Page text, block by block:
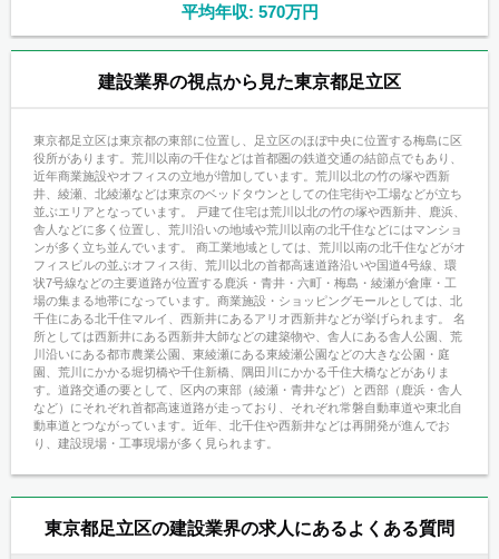
平均年収: 570万円
建設業界の視点から見た東京都足立区
東京都足立区は東京都の東部に位置し、足立区のほぼ中央に位置する梅島に区
役所があります。荒川以南の千住などは首都圏の鉄道交通の結節点でもあり、
近年商業施設やオフィスの立地が増加しています。荒川以北の竹の塚や西新
井、綾瀬、北綾瀬などは東京のベッドタウンとしての住宅街や工場などが立ち
並ぶエリアとなっています。 戸建て住宅は荒川以北の竹の塚や西新井、鹿浜、
舎人などに多く位置し、荒川沿いの地域や荒川以南の北千住などにはマンショ
ンが多く立ち並んでいます。 商工業地域としては、荒川以南の北千住などがオ
フィスビルの並ぶオフィス街、荒川以北の首都高速道路沿いや国道4号線、環
状7号線などの主要道路が位置する鹿浜・青井・六町・梅島・綾瀬が倉庫・工
場の集まる地帯になっています。商業施設・ショッピングモールとしては、北
千住にある北千住マルイ、西新井にあるアリオ西新井などが挙げられます。 名
所としては西新井にある西新井大師などの建築物や、舎人にある舎人公園、荒
川沿いにある都市農業公園、東綾瀬にある東綾瀬公園などの大きな公園・庭
園、荒川にかかる堀切橋や千住新橋、隅田川にかかる千住大橋などがありま
す。道路交通の要として、区内の東部（綾瀬・青井など）と西部（鹿浜・舎人
など）にそれぞれ首都高速道路が走っており、それぞれ常磐自動車道や東北自
動車道とつながっています。近年、北千住や西新井などは再開発が進んでお
り、建設現場・工事現場が多く見られます。
東京都足立区の建設業界の求人にあるよくある質問